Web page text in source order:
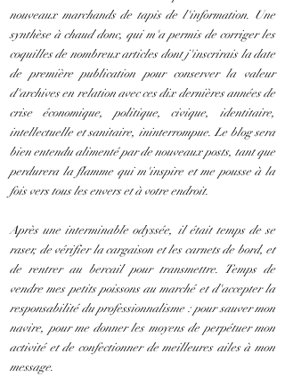
nouveaux marchands de tapis de l'information. Une
synthèse à chaud donc, qui m'a permis de corriger les
coquilles de nombreux articles dont j'inscrirais la date
de première publication pour conserver la valeur
d'archives en relation avec ces dix dernières années de
crise économique, politique, civique, identitaire,
intellectuelle et sanitaire, ininterrompue. Le blog sera
bien entendu alimenté par de nouveaux posts, tant que
perdurera la flamme qui m'inspire et me pousse à la
fois vers tous les envers et à votre endroit.
Après une interminable odyssée, il était temps de se
raser, de vérifier la cargaison et les carnets de bord, et
de rentrer au bercail pour transmettre. Temps de
vendre mes petits poissons au marché et d'accepter la
responsabilité du professionnalisme : pour sauver mon
navire, pour me donner les moyens de perpétuer mon
activité et de confectionner de meilleures ailes à mon
message.